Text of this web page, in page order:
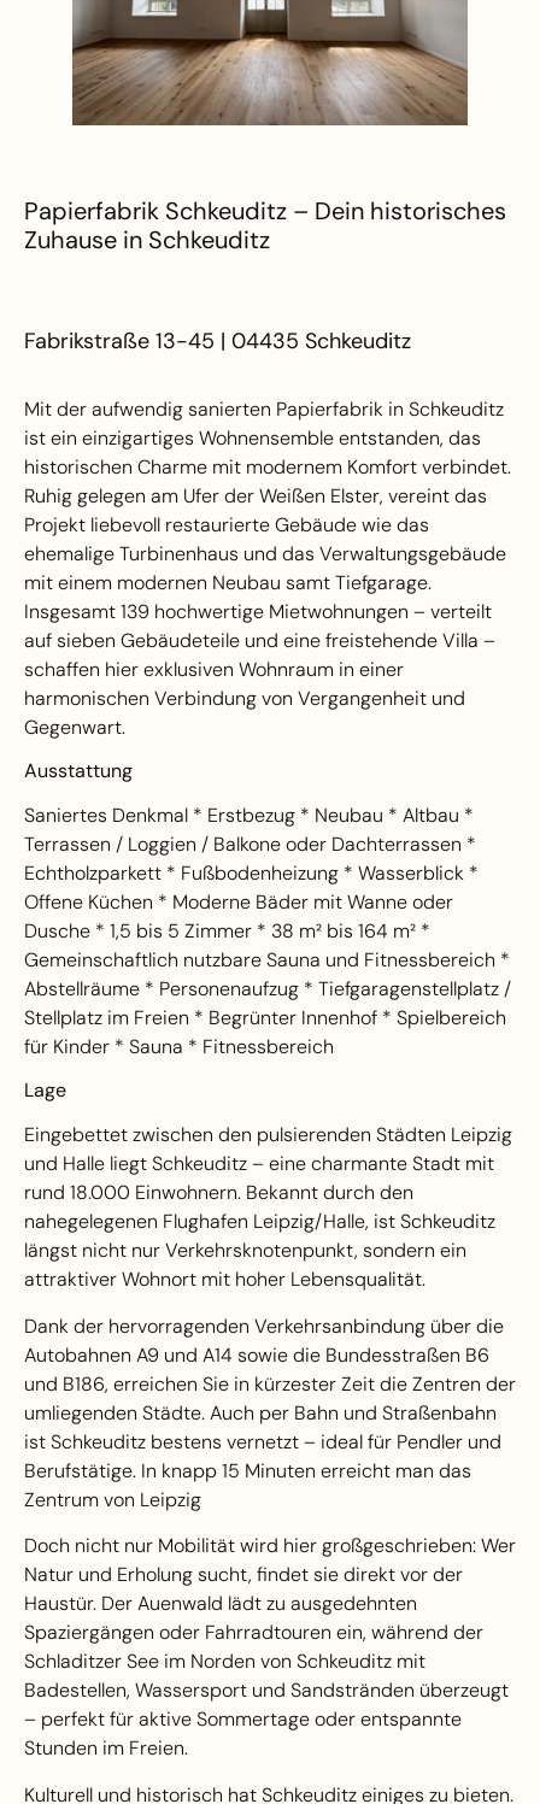
Papierfabrik Schkeuditz – Dein historisches
Zuhause in Schkeuditz
Fabrikstraße 13-45 | 04435 Schkeuditz
Mit der aufwendig sanierten Papierfabrik in Schkeuditz
ist ein einzigartiges Wohnensemble entstanden, das
historischen Charme mit modernem Komfort verbindet.
Ruhig gelegen am Ufer der Weißen Elster, vereint das
Projekt liebevoll restaurierte Gebäude wie das
ehemalige Turbinenhaus und das Verwaltungsgebäude
mit einem modernen Neubau samt Tiefgarage.
Insgesamt 139 hochwertige Mietwohnungen – verteilt
auf sieben Gebäudeteile und eine freistehende Villa –
schaffen hier exklusiven Wohnraum in einer
harmonischen Verbindung von Vergangenheit und
Gegenwart.
Ausstattung
Saniertes Denkmal * Erstbezug * Neubau * Altbau *
Terrassen / Loggien / Balkone oder Dachterrassen *
Echtholzparkett * Fußbodenheizung * Wasserblick *
Offene Küchen * Moderne Bäder mit Wanne oder
Dusche * 1,5 bis 5 Zimmer * 38 m² bis 164 m² *
Gemeinschaftlich nutzbare Sauna und Fitnessbereich *
Abstellräume * Personenaufzug * Tiefgaragenstellplatz /
Stellplatz im Freien * Begrünter Innenhof * Spielbereich
für Kinder * Sauna * Fitnessbereich
Lage
Eingebettet zwischen den pulsierenden Städten Leipzig
und Halle liegt Schkeuditz – eine charmante Stadt mit
rund 18.000 Einwohnern. Bekannt durch den
nahegelegenen Flughafen Leipzig/Halle, ist Schkeuditz
längst nicht nur Verkehrsknotenpunkt, sondern ein
attraktiver Wohnort mit hoher Lebensqualität.
Dank der hervorragenden Verkehrsanbindung über die
Autobahnen A9 und A14 sowie die Bundesstraßen B6
und B186, erreichen Sie in kürzester Zeit die Zentren der
umliegenden Städte. Auch per Bahn und Straßenbahn
ist Schkeuditz bestens vernetzt – ideal für Pendler und
Berufstätige. In knapp 15 Minuten erreicht man das
Zentrum von Leipzig
Doch nicht nur Mobilität wird hier großgeschrieben: Wer
Natur und Erholung sucht, findet sie direkt vor der
Haustür. Der Auenwald lädt zu ausgedehnten
Spaziergängen oder Fahrradtouren ein, während der
Schladitzer See im Norden von Schkeuditz mit
Badestellen, Wassersport und Sandstränden überzeugt
– perfekt für aktive Sommertage oder entspannte
Stunden im Freien.
Kulturell und historisch hat Schkeuditz einiges zu bieten.